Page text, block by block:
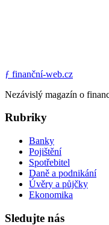
ƒ finanční-web.cz
Nezávislý magazín o
Rubriky
Banky
Pojištění
Spotřebitel
Daně a podnikání
Úvěry a půjčky
Ekonomika
Sledujte nás